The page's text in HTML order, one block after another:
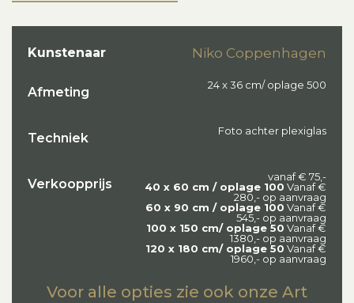
Kunstenaar Niko Coppenhagen
Afmeting 24 x 36 cm/ oplage 500
Techniek Foto achter plexiglas
Verkoopprijs
vanaf € 75,-
40 x 60 cm / oplage 100 Vanaf €
280,- op aanvraag
60 x 90 cm / oplage 100 Vanaf €
545,- op aanvraag
100 x 150 cm/ oplage 50 Vanaf €
1380,- op aanvraag
120 x 180 cm/ oplage 50 Vanaf €
1960,- op aanvraag
Voor alle opties zie ook onze Art